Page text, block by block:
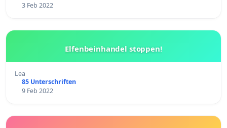
3 Feb 2022
Elfenbeinhandel stoppen!
Lea
85 Unterschriften
9 Feb 2022